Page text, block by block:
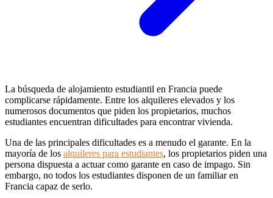
La búsqueda de alojamiento estudiantil en Francia puede
complicarse rápidamente. Entre los alquileres elevados y los
numerosos documentos que piden los propietarios, muchos
estudiantes encuentran dificultades para encontrar vivienda.
Una de las principales dificultades es a menudo el garante. En la
mayoría de los alquileres para estudiantes, los propietarios piden una
persona dispuesta a actuar como garante en caso de impago. Sin
embargo, no todos los estudiantes disponen de un familiar en
Francia capaz de serlo.